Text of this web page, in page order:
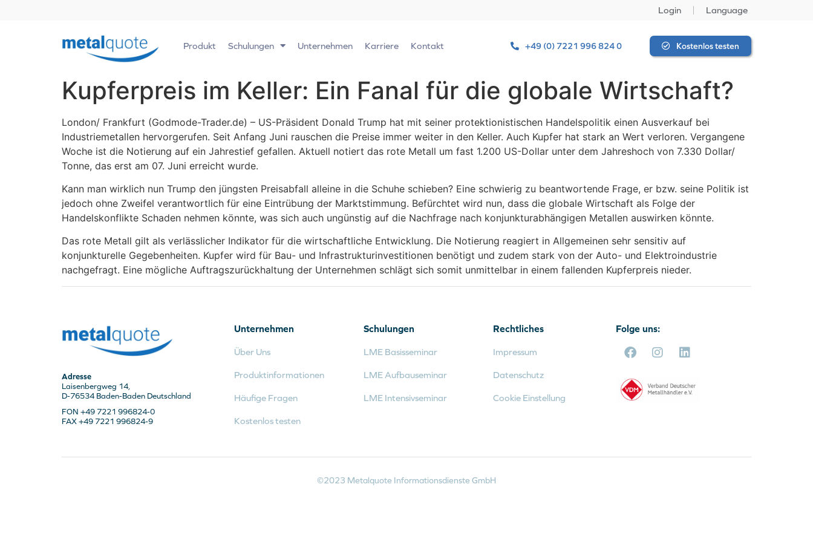
Login Language
Produkt Schulungen Unternehmen Karriere Kontakt +49 (0) 7221 996 824 0 Kostenlos testen
Kupferpreis im Keller: Ein Fanal für die globale Wirtschaft?
London/ Frankfurt (Godmode-Trader.de) – US-Präsident Donald Trump hat mit seiner protektionistischen Handelspolitik einen Ausverkauf bei
Industriemetallen hervorgerufen. Seit Anfang Juni rauschen die Preise immer weiter in den Keller. Auch Kupfer hat stark an Wert verloren. Vergangene
Woche ist die Notierung auf ein Jahrestief gefallen. Aktuell notiert das rote Metall um fast 1.200 US-Dollar unter dem Jahreshoch von 7.330 Dollar/
Tonne, das erst am 07. Juni erreicht wurde.
Kann man wirklich nun Trump den jüngsten Preisabfall alleine in die Schuhe schieben? Eine schwierig zu beantwortende Frage, er bzw. seine Politik ist
jedoch ohne Zweifel verantwortlich für eine Eintrübung der Marktstimmung. Befürchtet wird nun, dass die globale Wirtschaft als Folge der
Handelskonflikte Schaden nehmen könnte, was sich auch ungünstig auf die Nachfrage nach konjunkturabhängigen Metallen auswirken könnte.
Das rote Metall gilt als verlässlicher Indikator für die wirtschaftliche Entwicklung. Die Notierung reagiert in Allgemeinen sehr sensitiv auf
konjunkturelle Gegebenheiten. Kupfer wird für Bau- und Infrastrukturinvestitionen benötigt und zudem stark von der Auto- und Elektroindustrie
nachgefragt. Eine mögliche Auftragszurückhaltung der Unternehmen schlägt sich somit unmittelbar in einem fallenden Kupferpreis nieder.
Adresse
Laisenbergweg 14,
D-76534 Baden-Baden Deutschland
FON +49 7221 996824-0
FAX +49 7221 996824-9
Unternehmen
Über Uns
Produktinformationen
Häufige Fragen
Kostenlos testen
Schulungen
LME Basisseminar
LME Aufbauseminar
LME Intensivseminar
Rechtliches
Impressum
Datenschutz
Cookie Einstellung
Folge uns:
©2023 Metalquote Informationsdienste GmbH